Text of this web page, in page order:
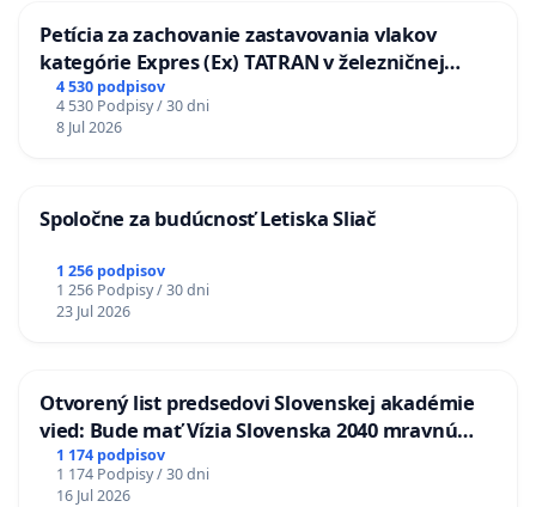
Petícia za zachovanie zastavovania vlakov
kategórie Expres (Ex) TATRAN v železničnej
stanici Púchov
4 530 podpisov
4 530 Podpisy / 30 dni
8 Jul 2026
Spoločne za budúcnosť Letiska Sliač
1 256 podpisov
1 256 Podpisy / 30 dni
23 Jul 2026
Otvorený list predsedovi Slovenskej akadémie
vied: Bude mať Vízia Slovenska 2040 mravnú
chrbticu?
1 174 podpisov
1 174 Podpisy / 30 dni
16 Jul 2026